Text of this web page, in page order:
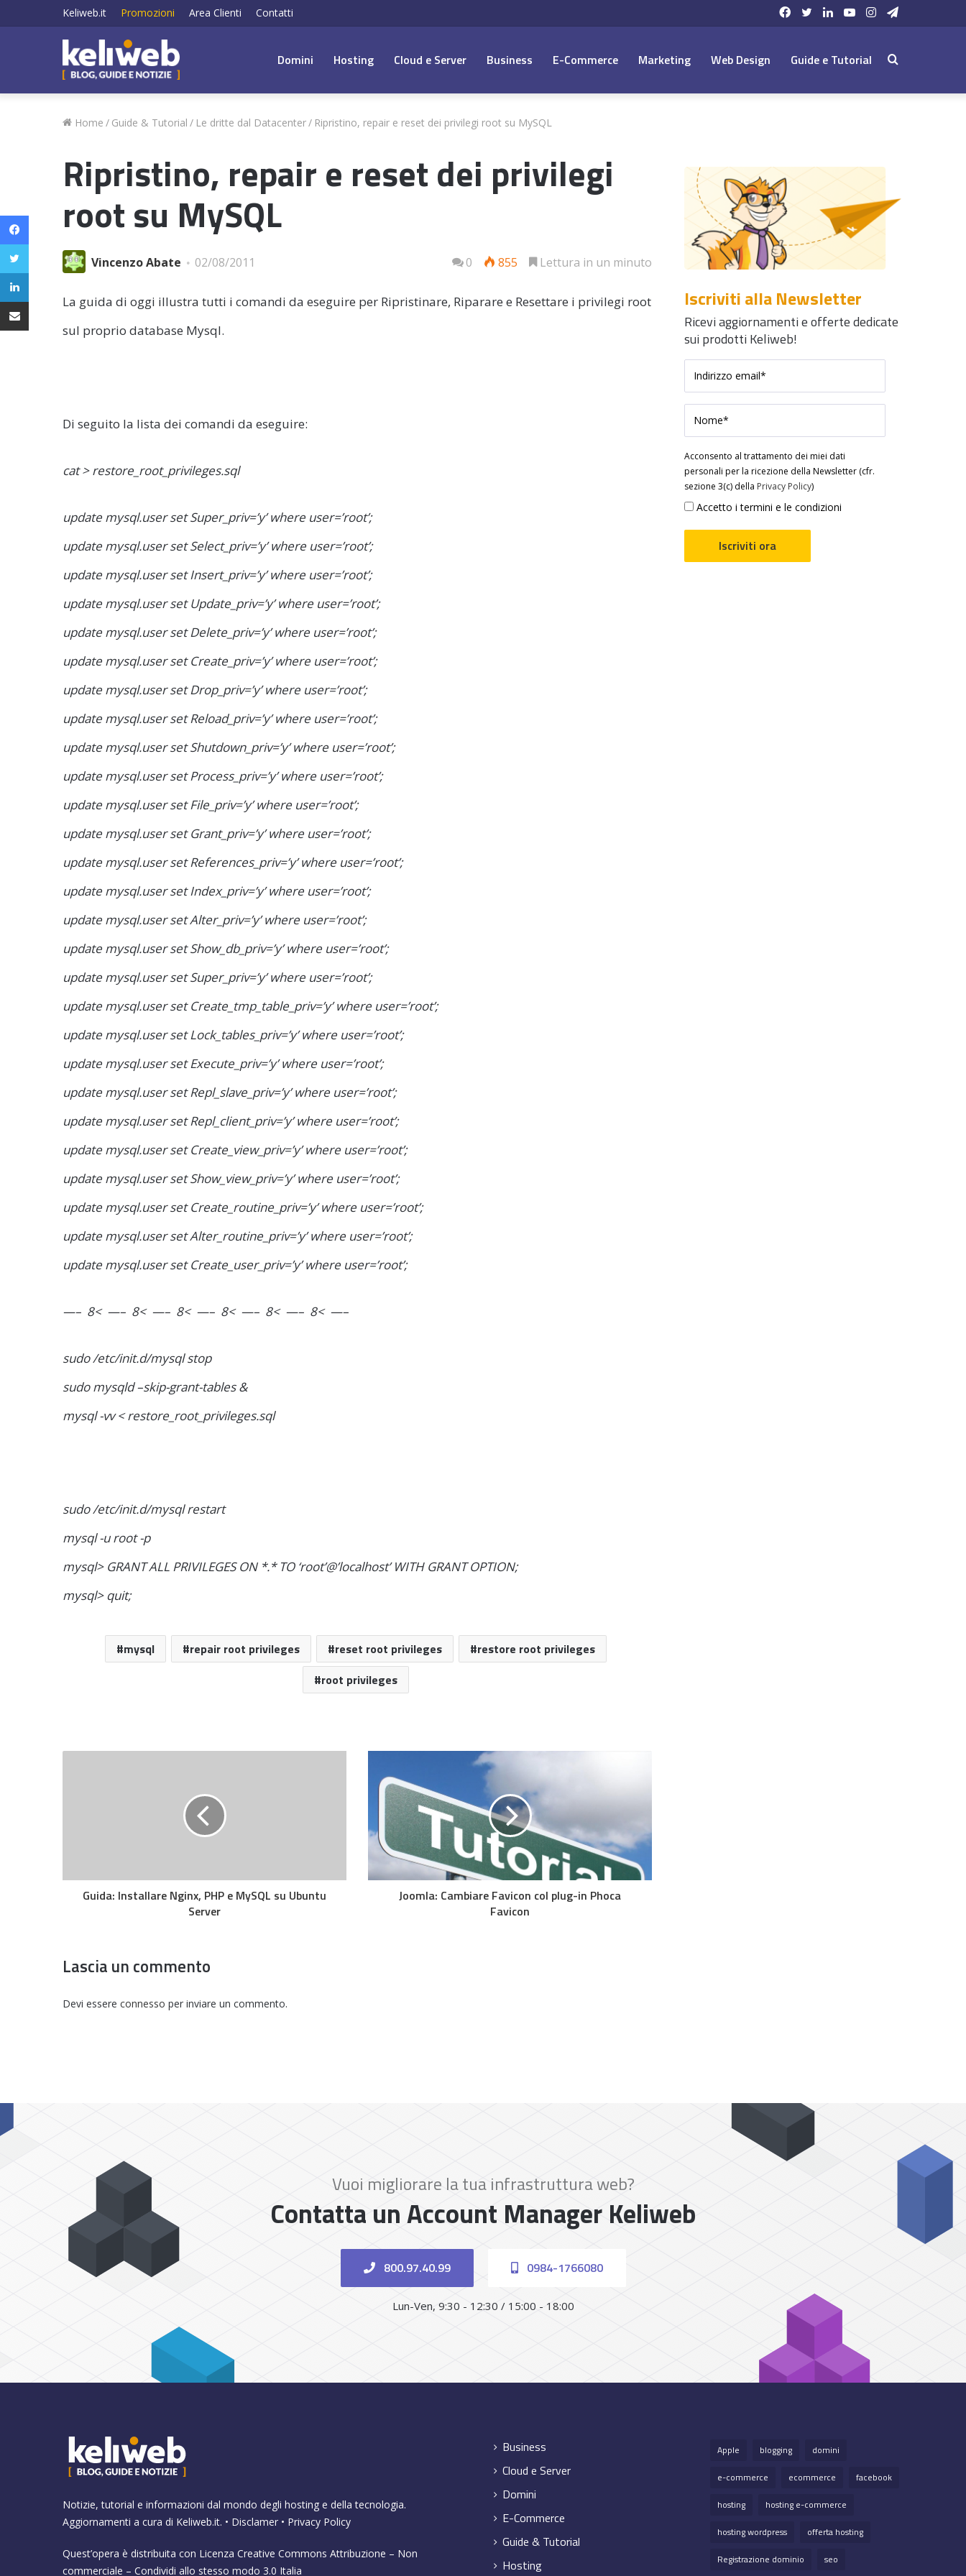
Keliweb.it Promozioni Area Clienti Contatti Telegram
Instagram
YouTube
LinkedIn
Twitter
Facebook
Domini Hosting Cloud e Server Business E-Commerce Marketing Web Design Guide e Tutorial Cerca:
Home / Guide & Tutorial / Le dritte dal Datacenter/ Ripristino, repair e reset dei privilegi root su MySQL
Ripristino, repair e reset dei privilegi
root su MySQL
Vincenzo Abate 02/08/2011 0 855 Lettura in un minuto
La guida di oggi illustra tutti i comandi da eseguire per Ripristinare, Riparare e Resettare i privilegi root
sul proprio database Mysql.
Di seguito la lista dei comandi da eseguire:
cat > restore_root_privileges.sql
update mysql.user set Super_priv=’y’ where user=’root’;
update mysql.user set Select_priv=’y’ where user=’root’;
update mysql.user set Insert_priv=’y’ where user=’root’;
update mysql.user set Update_priv=’y’ where user=’root’;
update mysql.user set Delete_priv=’y’ where user=’root’;
update mysql.user set Create_priv=’y’ where user=’root’;
update mysql.user set Drop_priv=’y’ where user=’root’;
update mysql.user set Reload_priv=’y’ where user=’root’;
update mysql.user set Shutdown_priv=’y’ where user=’root’;
update mysql.user set Process_priv=’y’ where user=’root’;
update mysql.user set File_priv=’y’ where user=’root’;
update mysql.user set Grant_priv=’y’ where user=’root’;
update mysql.user set References_priv=’y’ where user=’root’;
update mysql.user set Index_priv=’y’ where user=’root’;
update mysql.user set Alter_priv=’y’ where user=’root’;
update mysql.user set Show_db_priv=’y’ where user=’root’;
update mysql.user set Super_priv=’y’ where user=’root’;
update mysql.user set Create_tmp_table_priv=’y’ where user=’root’;
update mysql.user set Lock_tables_priv=’y’ where user=’root’;
update mysql.user set Execute_priv=’y’ where user=’root’;
update mysql.user set Repl_slave_priv=’y’ where user=’root’;
update mysql.user set Repl_client_priv=’y’ where user=’root’;
update mysql.user set Create_view_priv=’y’ where user=’root’;
update mysql.user set Show_view_priv=’y’ where user=’root’;
update mysql.user set Create_routine_priv=’y’ where user=’root’;
update mysql.user set Alter_routine_priv=’y’ where user=’root’;
update mysql.user set Create_user_priv=’y’ where user=’root’;
—– 8< —– 8< —– 8< —– 8< —– 8< —– 8< —–
sudo /etc/init.d/mysql stop
sudo mysqld –skip-grant-tables &
mysql -vv < restore_root_privileges.sql
sudo /etc/init.d/mysql restart
mysql -u root -p
mysql> GRANT ALL PRIVILEGES ON *.* TO ‘root’@’localhost’ WITH GRANT OPTION;
mysql> quit;
mysql repair root privileges reset root privileges
restore root privileges
root privileges
Guida: Installare Nginx, PHP e MySQL su Ubuntu
Server
Joomla: Cambiare Favicon col plug-in Phoca
Favicon
Lascia un commento
Devi essere connesso per inviare un commento.
Iscriviti alla Newsletter
Ricevi aggiornamenti e offerte dedicate
sui prodotti Keliweb!
Acconsento al trattamento dei miei dati
personali per la ricezione della Newsletter (cfr.
sezione 3(c) della Privacy Policy)
Accetto i termini e le condizioni
Vuoi migliorare la tua infrastruttura web?
Contatta un Account Manager Keliweb
800.97.40.99 0984-1766080
Lun-Ven, 9:30 - 12:30 / 15:00 - 18:00
Notizie, tutorial e informazioni dal mondo degli hosting e della tecnologia.
Aggiornamenti a cura di Keliweb.it. • Disclamer • Privacy Policy
Quest’opera è distribuita con Licenza Creative Commons Attribuzione – Non
commerciale – Condividi allo stesso modo 3.0 Italia
Business
Cloud e Server
Domini
E-Commerce
Guide & Tutorial
Hosting
Apple blogging
domini
e-commerce
ecommerce
facebook
hosting
hosting e-commerce
hosting wordpress
offerta hosting
Registrazione dominio
seo
Facebook
Twitter
LinkedIn
Condividi via email